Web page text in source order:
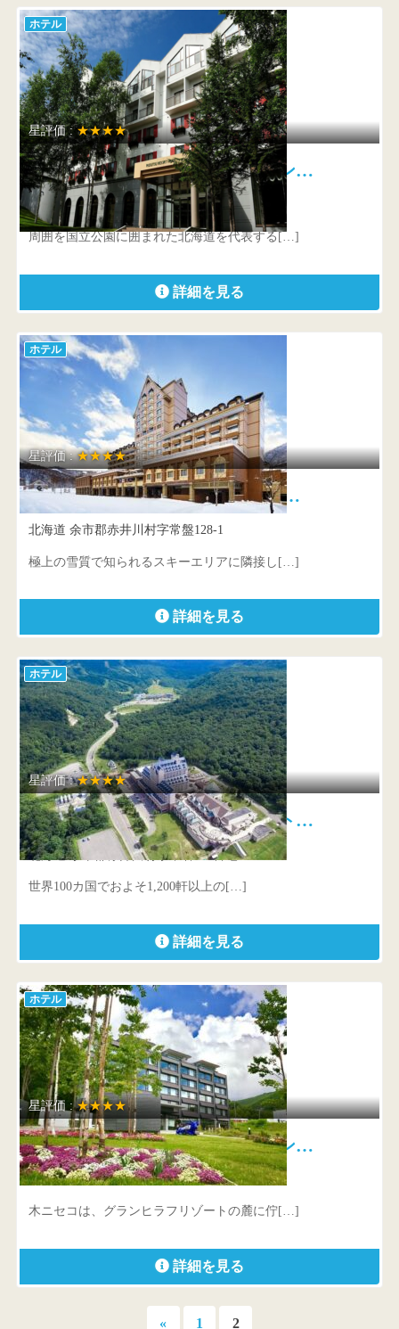
ホテル
星評価 :★★★★
ルスツリゾートホテル＆コンベン…
北海道 虻田郡留寿都村字泉川13
周囲を国立公園に囲まれた北海道を代表する[…]
詳細を見る
ホテル
星評価 :★★★★
キロロ トリビュートポートフォ…
北海道 余市郡赤井川村字常盤128-1
極上の雪質で知られるスキーエリアに隣接し[…]
詳細を見る
ホテル
星評価 :★★★★
シェラトン北海道キロロリゾート…
北海道 余市郡赤井川村字常磐650番地
世界100カ国でおよそ1,200軒以上の[…]
詳細を見る
ホテル
星評価 :★★★★
木ニセコ ナチュラルモダン…
北海道 虻田郡倶知安町字山田183-43
木ニセコは、グランヒラフリゾートの麓に佇[…]
詳細を見る
«前 1 2